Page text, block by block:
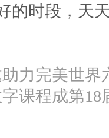
的时段，天
力完美世界
课程成第